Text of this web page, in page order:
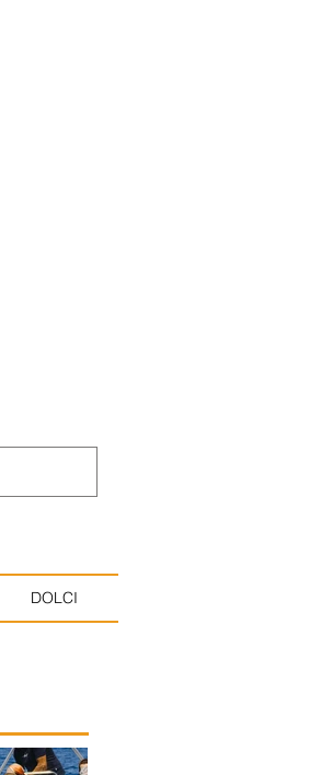
DOLCI